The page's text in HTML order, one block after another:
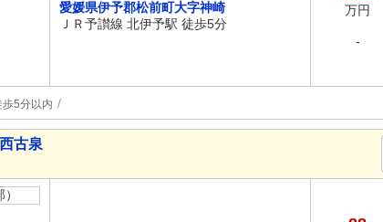
愛媛県伊予郡松前町大字神崎
ＪＲ予讃線 北伊予駅 徒歩5分
万円
-
5分以内
古泉